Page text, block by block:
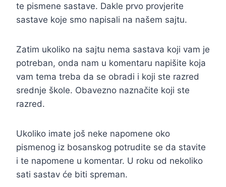
te pismene sastave. Dakle prvo provjerite
sastave koje smo napisali na našem sajtu.
Zatim ukoliko na sajtu nema sastava koji vam je
potreban, onda nam u komentaru napišite koja
vam tema treba da se obradi i koji ste razred
srednje škole. Obavezno naznačite koji ste
razred.
Ukoliko imate još neke napomene oko
pismenog iz bosanskog potrudite se da stavite
i te napomene u komentar. U roku od nekoliko
sati sastav će biti spreman.